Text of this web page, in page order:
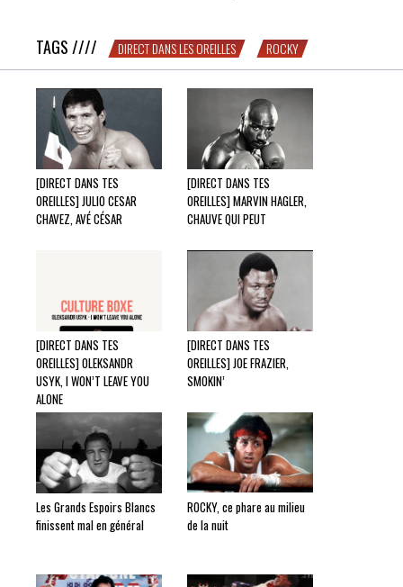
TAGS //// DIRECT DANS LES OREILLES ROCKY
[DIRECT DANS TES
OREILLES] JULIO CESAR
CHAVEZ, AVÉ CÉSAR
[DIRECT DANS TES
OREILLES] MARVIN HAGLER,
CHAUVE QUI PEUT
[DIRECT DANS TES
OREILLES] OLEKSANDR
USYK, I WON’T LEAVE YOU
ALONE
[DIRECT DANS TES
OREILLES] JOE FRAZIER,
SMOKIN’
Les Grands Espoirs Blancs
finissent mal en général
ROCKY, ce phare au milieu
de la nuit